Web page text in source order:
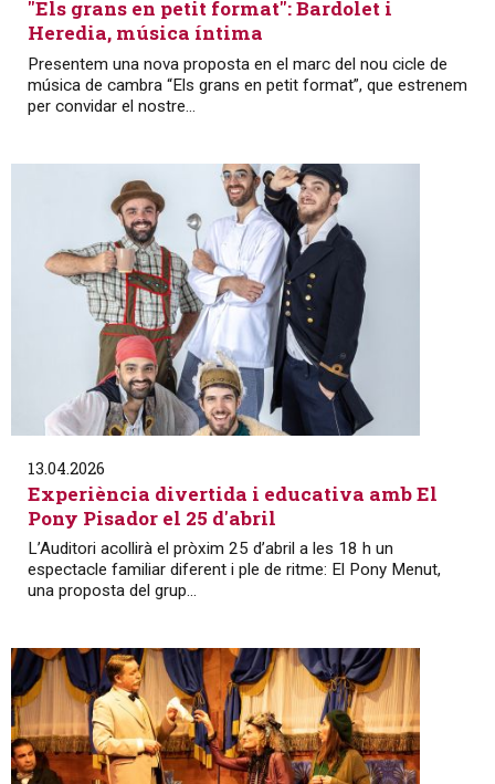
"Els grans en petit format": Bardolet i
Heredia, música íntima
Presentem una nova proposta en el marc del nou cicle de
música de cambra “Els grans en petit format”, que estrenem
per convidar el nostre...
13.04.2026
Experiència divertida i educativa amb El
Pony Pisador el 25 d'abril
L’Auditori acollirà el pròxim 25 d’abril a les 18 h un
espectacle familiar diferent i ple de ritme: El Pony Menut,
una proposta del grup...